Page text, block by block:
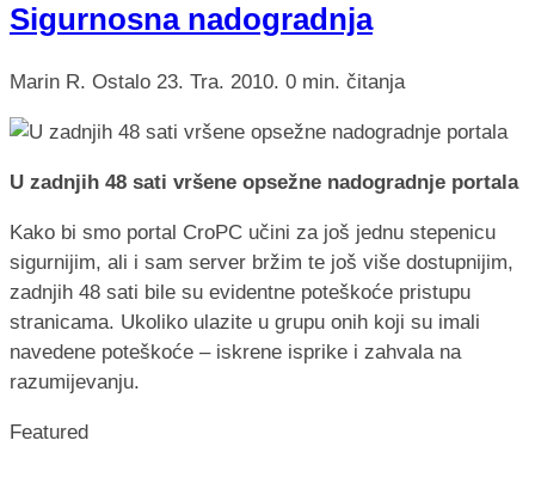
Sigurnosna nadogradnja
Marin R. Ostalo 23. Tra. 2010. 0 min. čitanja
U zadnjih 48 sati vršene opsežne nadogradnje portala
Kako bi smo portal CroPC učini za još jednu stepenicu
sigurnijim, ali i sam server bržim te još više dostupnijim,
zadnjih 48 sati bile su evidentne poteškoće pristupu
stranicama. Ukoliko ulazite u grupu onih koji su imali
navedene poteškoće – iskrene isprike i zahvala na
razumijevanju.
Featured